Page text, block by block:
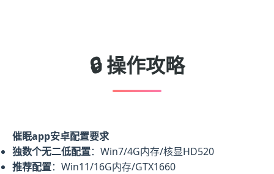
🔒 操作攻略
催眠app安卓配置要求
​独数个无二低配置​​：Win7/4G内存/核显HD520
​推荐配置​​：Win11/16G内存/GTX1660